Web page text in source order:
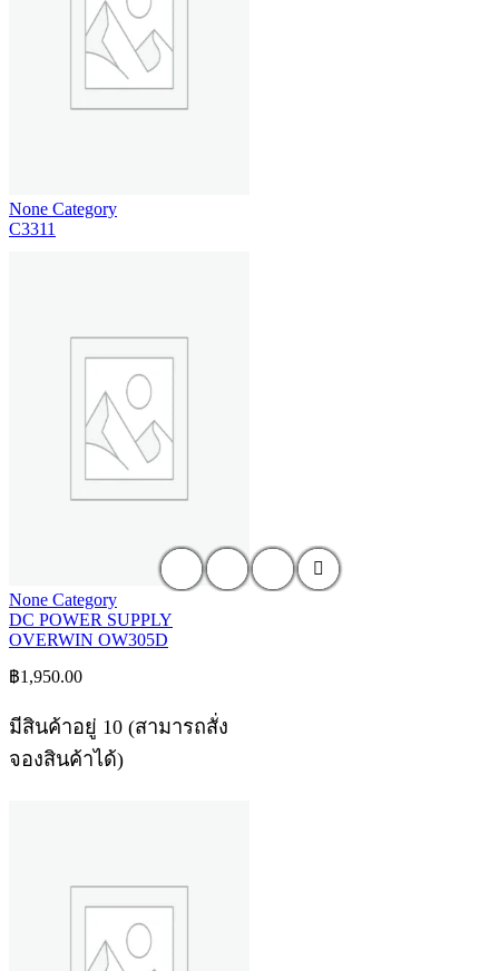
None Category
C3311
None Category
DC POWER SUPPLY
OVERWIN OW305D
฿1,950.00
มีสินค้าอยู่ 10 (สามารถสั่ง
จองสินค้าได้)